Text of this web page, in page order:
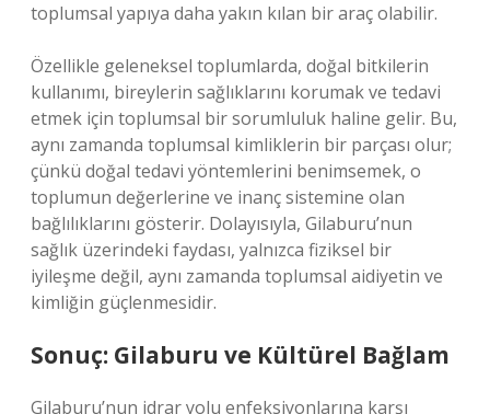
toplumsal yapıya daha yakın kılan bir araç olabilir.
Özellikle geleneksel toplumlarda, doğal bitkilerin
kullanımı, bireylerin sağlıklarını korumak ve tedavi
etmek için toplumsal bir sorumluluk haline gelir. Bu,
aynı zamanda toplumsal kimliklerin bir parçası olur;
çünkü doğal tedavi yöntemlerini benimsemek, o
toplumun değerlerine ve inanç sistemine olan
bağlılıklarını gösterir. Dolayısıyla, Gilaburu’nun
sağlık üzerindeki faydası, yalnızca fiziksel bir
iyileşme değil, aynı zamanda toplumsal aidiyetin ve
kimliğin güçlenmesidir.
Sonuç: Gilaburu ve Kültürel Bağlam
Gilaburu’nun idrar yolu enfeksiyonlarına karşı